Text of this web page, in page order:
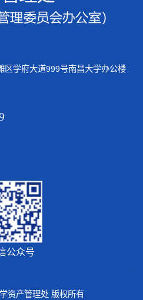
区学府大道999号南昌大学办公楼
公众号
资产管理处 版权所有